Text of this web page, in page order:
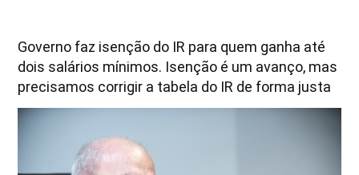
Governo faz isenção do IR para quem ganha até
dois salários mínimos. Isenção é um avanço, mas
precisamos corrigir a tabela do IR de forma justa